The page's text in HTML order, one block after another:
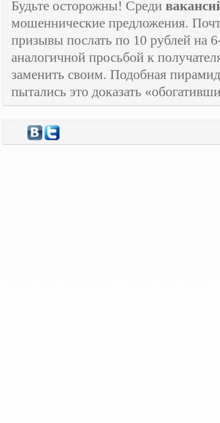
Будьте осторожны! Среди
мошеннические предложения.
призывы послать по 10 рублей на
аналогичной просьбой к
заменить своим. Подобная
пытались это доказать